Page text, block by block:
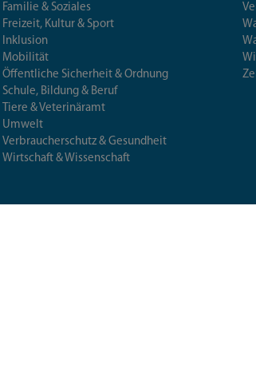
Familie & Soziales
Freizeit, Kultur & Sport
Inklusion
Mobilität
Öffentliche Sicherheit & Ordnung
Schule, Bildung & Beruf
Tiere & Veterinäramt
Umwelt
Verbraucherschutz & Gesundheit
Wirtschaft & Wissenschaft